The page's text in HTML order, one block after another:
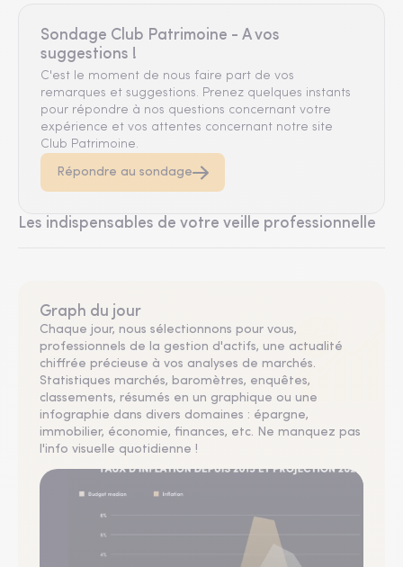
Sondage Club Patrimoine - A vos
suggestions !
C'est le moment de nous faire part de vos
remarques et suggestions. Prenez quelques instants
pour répondre à nos questions concernant votre
expérience et vos attentes concernant notre site
Club Patrimoine.
Répondre au sondage
Les indispensables de votre veille professionnelle
Graph du jour
Chaque jour, nous sélectionnons pour vous,
professionnels de la gestion d'actifs, une actualité
chiffrée précieuse à vos analyses de marchés.
Statistiques marchés, baromètres, enquêtes,
classements, résumés en un graphique ou une
infographie dans divers domaines : épargne,
immobilier, économie, finances, etc. Ne manquez pas
l'info visuelle quotidienne !